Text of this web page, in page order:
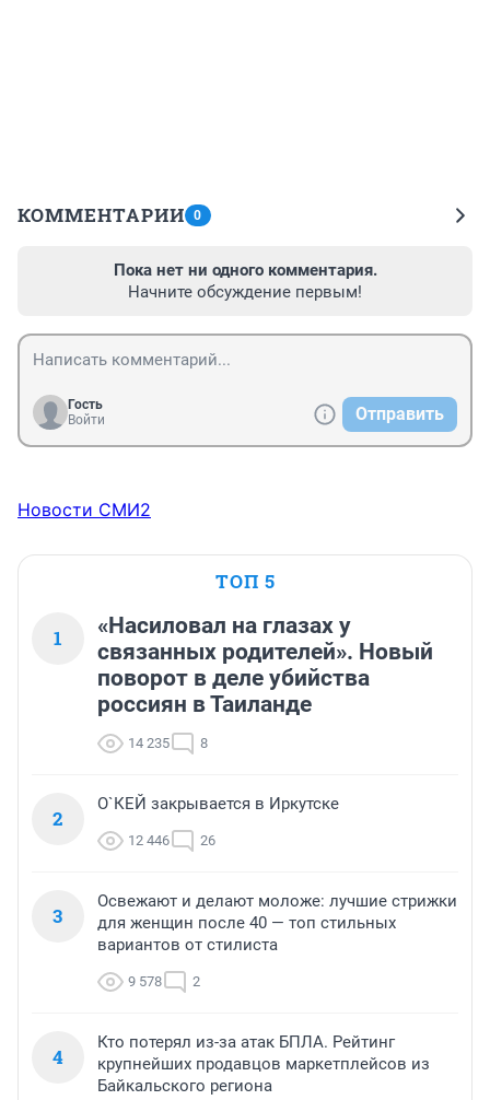
КОММЕНТАРИИ 0
Пока нет ни одного комментария.
Начните обсуждение первым!
Гость
Войти
Отправить
Новости СМИ2
ТОП 5
1
«Насиловал на глазах у
связанных родителей». Новый
поворот в деле убийства
россиян в Таиланде
14 235 8
2
О`КЕЙ закрывается в Иркутске
12 446 26
3
Освежают и делают моложе: лучшие стрижки
для женщин после 40 — топ стильных
вариантов от стилиста
9 578 2
4
Кто потерял из-за атак БПЛА. Рейтинг
крупнейших продавцов маркетплейсов из
Байкальского региона